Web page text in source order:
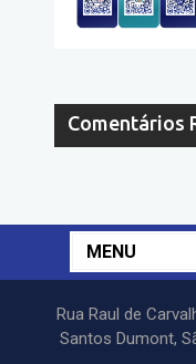
Comentários
MENU
Rua Raul de
Santos Dumont,